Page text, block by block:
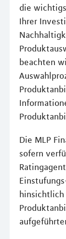
die
Ihrer
beachten
Die MLP
sofern